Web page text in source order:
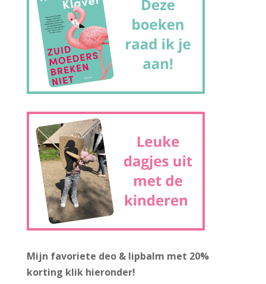
Mijn favoriete deo & lipbalm met 20%
korting klik hieronder!